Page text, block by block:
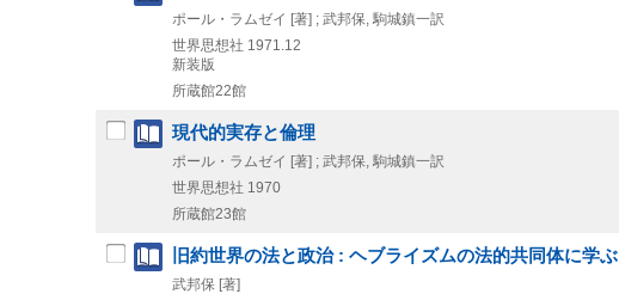
ポール・ラムゼイ [著] ; 武邦保, 駒城鎮一訳
世界思想社 1971.12
新装版
所蔵館22館
現代的実存と倫理
ポール・ラムゼイ [著] ; 武邦保, 駒城鎮一訳
世界思想社 1970
所蔵館23館
旧約世界の法と政治 : ヘブライズムの法的共同体に学ぶ
武邦保 [著]